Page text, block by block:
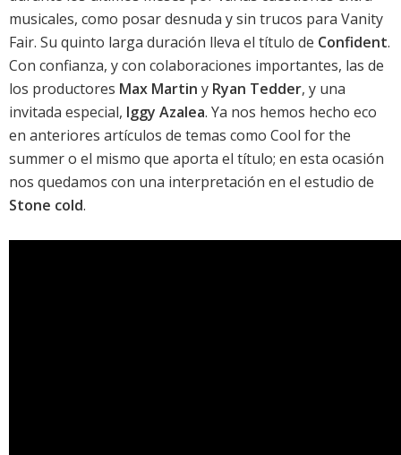
musicales, como posar desnuda y sin trucos para Vanity
Fair. Su quinto larga duración lleva el título de Confident.
Con confianza, y con colaboraciones importantes, las de
los productores Max Martin y Ryan Tedder, y una
invitada especial, Iggy Azalea. Ya nos hemos hecho eco
en anteriores artículos de temas como Cool for the
summero el mismo que aporta el título; en esta ocasión
nos quedamos con una interpretación en el estudio de
Stone cold.